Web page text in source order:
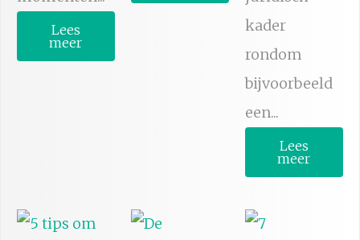
Lees
meer
kader
rondom
bijvoorbeeld
een...
Lees
meer